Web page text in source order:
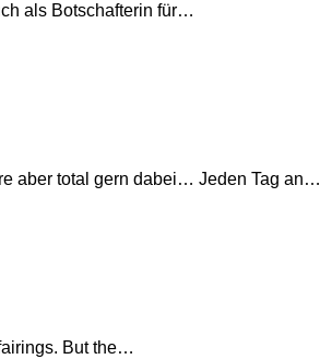
als Botschafterin für…
aber total gern dabei… Jeden Tag an…
But the…